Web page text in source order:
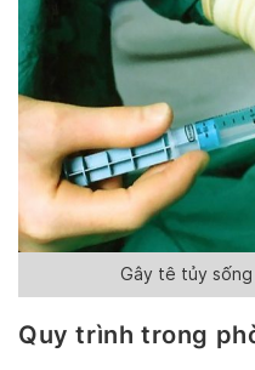
Gây tê tủy
Quy trình trong